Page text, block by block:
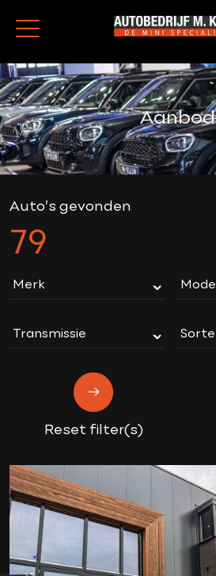
Aanbod
Auto’s gevonden
79
Reset filter(s)